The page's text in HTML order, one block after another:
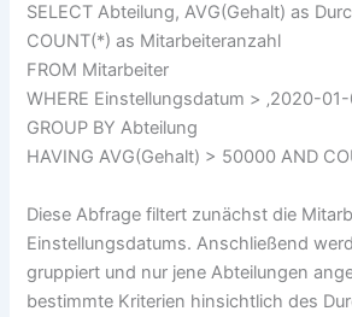
SELECT Abteilung, AVG(Gehalt) as
COUNT(*) as Mitarbeiteranzahl
FROM Mitarbeiter
WHERE Einstellungsdatum > ‚2020-01-
GROUP BY Abteilung
HAVING AVG(Gehalt) > 50000 AND
Diese Abfrage filtert zunächst die
Einstellungsdatums. Anschließend
gruppiert und nur jene Abteilungen
bestimmte Kriterien hinsichtlich des